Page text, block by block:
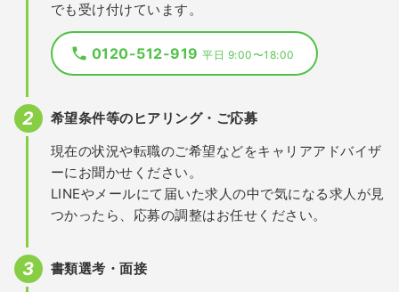
でも受け付けています。
0120-512-919平日 9:00〜18:00
希望条件等のヒアリング・ご応募
現在の状況や転職のご希望などをキャリアアドバイザ
ーにお聞かせください。
LINEやメールにて届いた求人の中で気になる求人が見
つかったら、応募の調整はお任せください。
書類選考・面接